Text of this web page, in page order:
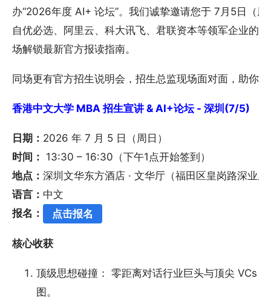
办“2026年度 AI+ 论坛”。我们诚挚邀请您于 7月5日（
自优必选、阿里云、科大讯飞、君联资本等领军企业的
场解锁最新官方报读指南。
同场更有官方招生说明会，招生总监现场面对面，助你
香港中文大学 MBA 招生宣讲 & AI+论坛 - 深圳(7/5)
日期： 2026 年 7 月 5 日（周日）
时间： 13:30 – 16:30（下午1点开始签到）
地点： 深圳文华东方酒店 · 文华厅（福田区皇岗路深业
语言： 中文
报名：
点击报名
核心收获
顶级思想碰撞： 零距离对话行业巨头与顶尖 VCs
图。